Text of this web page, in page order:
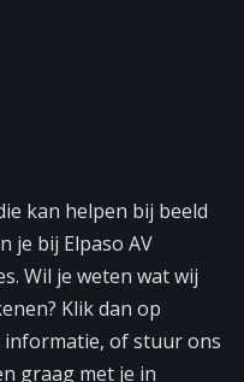
kan helpen bij beeld
je bij Elpaso AV
Wil je weten wat wij
Klik dan op
of stuur ons
graag met je in